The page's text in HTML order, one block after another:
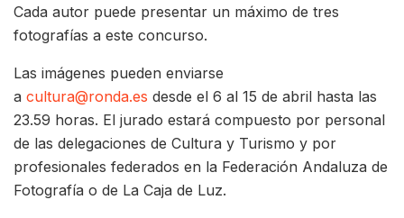
Cada autor puede presentar un máximo de tres
fotografías a este concurso.
Las imágenes pueden enviarse
a cultura@ronda.es desde el 6 al 15 de abril hasta las
23.59 horas. El jurado estará compuesto por personal
de las delegaciones de Cultura y Turismo y por
profesionales federados en la Federación Andaluza de
Fotografía o de La Caja de Luz.